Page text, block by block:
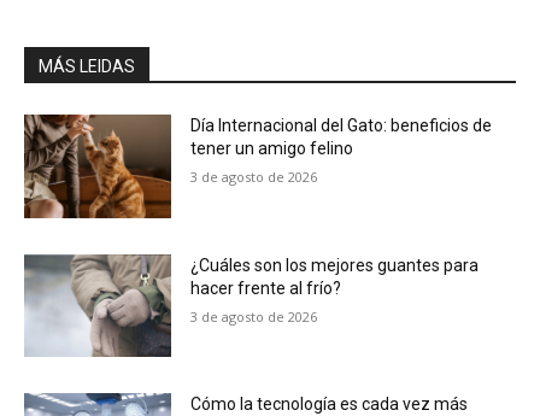
MÁS LEIDAS
Día Internacional del Gato: beneficios de
tener un amigo felino
3 de agosto de 2026
¿Cuáles son los mejores guantes para
hacer frente al frío?
3 de agosto de 2026
Cómo la tecnología es cada vez más